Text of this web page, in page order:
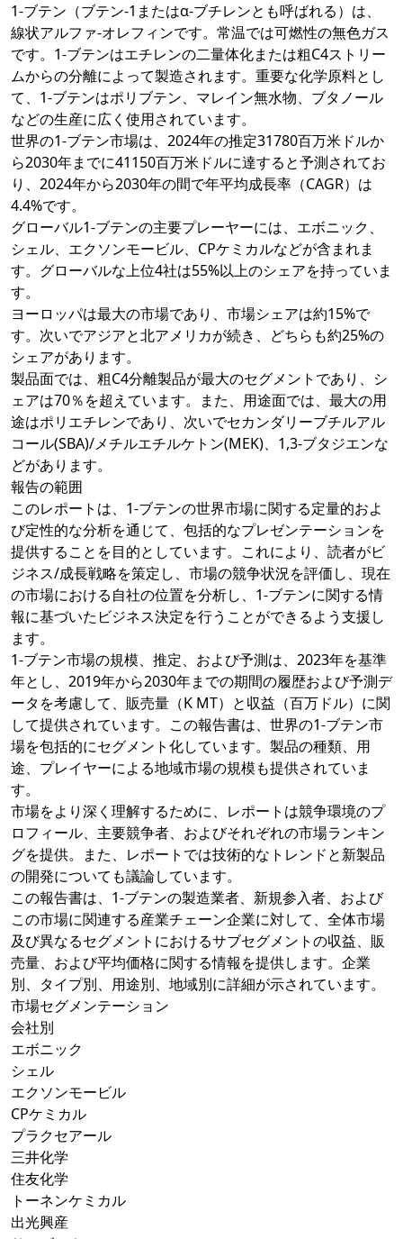
1-ブテン（ブテン-1またはα-ブチレンとも呼ばれる）は、
線状アルファ-オレフィンです。常温では可燃性の無色ガス
です。1-ブテンはエチレンの二量体化または粗C4ストリー
ムからの分離によって製造されます。重要な化学原料とし
て、1-ブテンはポリブテン、マレイン無水物、ブタノール
などの生産に広く使用されています。
世界の1-ブテン市場は、2024年の推定31780百万米ドルか
ら2030年までに41150百万米ドルに達すると予測されてお
り、2024年から2030年の間で年平均成長率（CAGR）は
4.4%です。
グローバル1-ブテンの主要プレーヤーには、エボニック、
シェル、エクソンモービル、CPケミカルなどが含まれま
す。グローバルな上位4社は55%以上のシェアを持っていま
す。
ヨーロッパは最大の市場であり、市場シェアは約15%で
す。次いでアジアと北アメリカが続き、どちらも約25%の
シェアがあります。
製品面では、粗C4分離製品が最大のセグメントであり、シ
ェアは70％を超えています。また、用途面では、最大の用
途はポリエチレンであり、次いでセカンダリーブチルアル
コール(SBA)/メチルエチルケトン(MEK)、1,3-ブタジエンな
どがあります。
報告の範囲
このレポートは、1-ブテンの世界市場に関する定量的およ
び定性的な分析を通じて、包括的なプレゼンテーションを
提供することを目的としています。これにより、読者がビ
ジネス/成長戦略を策定し、市場の競争状況を評価し、現在
の市場における自社の位置を分析し、1-ブテンに関する情
報に基づいたビジネス決定を行うことができるよう支援し
ます。
1-ブテン市場の規模、推定、および予測は、2023年を基準
年とし、2019年から2030年までの期間の履歴および予測デ
ータを考慮して、販売量（K MT）と収益（百万ドル）に関
して提供されています。この報告書は、世界の1-ブテン市
場を包括的にセグメント化しています。製品の種類、用
途、プレイヤーによる地域市場の規模も提供されていま
す。
市場をより深く理解するために、レポートは競争環境のプ
ロフィール、主要競争者、およびそれぞれの市場ランキン
グを提供。また、レポートでは技術的なトレンドと新製品
の開発についても議論しています。
この報告書は、1-ブテンの製造業者、新規参入者、および
この市場に関連する産業チェーン企業に対して、全体市場
及び異なるセグメントにおけるサブセグメントの収益、販
売量、および平均価格に関する情報を提供します。企業
別、タイプ別、用途別、地域別に詳細が示されています。
市場セグメンテーション
会社別
エボニック
シェル
エクソンモービル
CPケミカル
プラクセアール
三井化学
住友化学
トーネンケミカル
出光興産